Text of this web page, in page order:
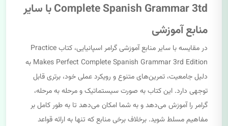
Complete Spanish Grammar 3td با سایر
منابع آموزشی
در مقایسه با سایر منابع آموزشی گرامر اسپانیایی، کتاب Practice
Makes Perfect Complete Spanish Grammar 3rd Edition به
دلیل جامعیت، تمرین‌های متنوع و رویکرد عملی خود، برتری قابل
توجهی دارد. این کتاب به صورت سیستماتیک و مرحله به مرحله،
گرامر را آموزش می‌دهد و به شما امکان می‌دهد تا به طور کامل بر
مفاهیم مسلط شوید. برخلاف برخی منابع که تنها به ارائه قواعد